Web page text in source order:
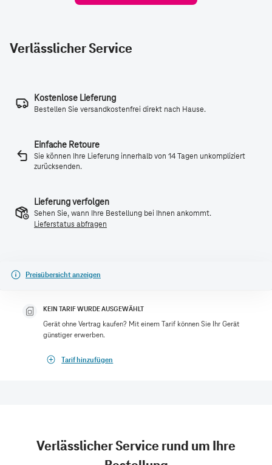
Verlässlicher Service
Kostenlose Lieferung
Bestellen Sie versandkostenfrei direkt nach Hause.
Einfache Retoure
Sie können Ihre Lieferung innerhalb von 14 Tagen unkompliziert
zurücksenden.
Lieferung verfolgen
Sehen Sie, wann Ihre Bestellung bei Ihnen ankommt.
Lieferstatus abfragen
Preisübersicht anzeigen
KEIN TARIF WURDE AUSGEWÄHLT
Gerät ohne Vertrag kaufen? Mit einem Tarif können Sie Ihr Gerät
günstiger erwerben.
Tarif hinzufügen